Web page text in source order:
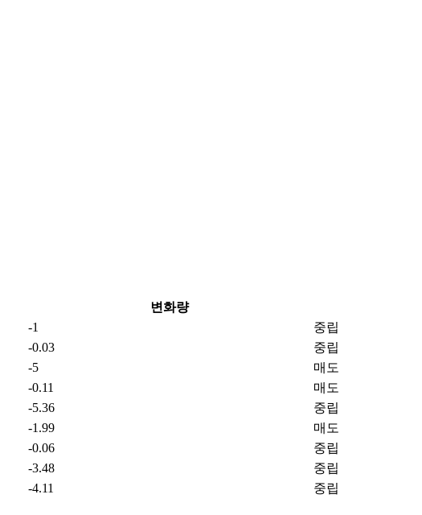
변화량
-1
중립
-0.03
중립
-5
매도
-0.11
매도
-5.36
중립
-1.99
매도
-0.06
중립
-3.48
중립
-4.11 중립